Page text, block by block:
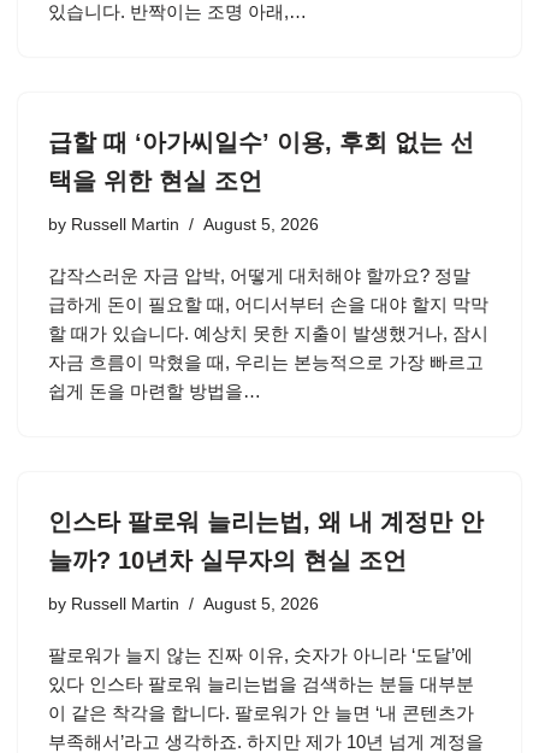
있습니다. 반짝이는 조명 아래,…
급할 때 ‘아가씨일수’ 이용, 후회 없는 선
택을 위한 현실 조언
by Russell Martin August 5, 2026
갑작스러운 자금 압박, 어떻게 대처해야 할까요? 정말
급하게 돈이 필요할 때, 어디서부터 손을 대야 할지 막막
할 때가 있습니다. 예상치 못한 지출이 발생했거나, 잠시
자금 흐름이 막혔을 때, 우리는 본능적으로 가장 빠르고
쉽게 돈을 마련할 방법을…
인스타 팔로워 늘리는법, 왜 내 계정만 안
늘까? 10년차 실무자의 현실 조언
by Russell Martin August 5, 2026
팔로워가 늘지 않는 진짜 이유, 숫자가 아니라 ‘도달’에
있다 인스타 팔로워 늘리는법을 검색하는 분들 대부분
이 같은 착각을 합니다. 팔로워가 안 늘면 ‘내 콘텐츠가
부족해서’라고 생각하죠. 하지만 제가 10년 넘게 계정을